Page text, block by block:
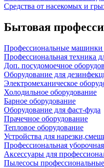
Средства от насекомых и
Бытовая
Профессиональные машинки
Профессиональная техника
Доп. посудомоечное
Оборудование для
Электромеханическое
Холодильное оборудование
Барное оборудование
Оборудование для фаст-фуда
Прачечное оборудование
Тепловое оборудование
Устройства для
Профессиональная
Аксессуары для
Пылесосы профессиональные